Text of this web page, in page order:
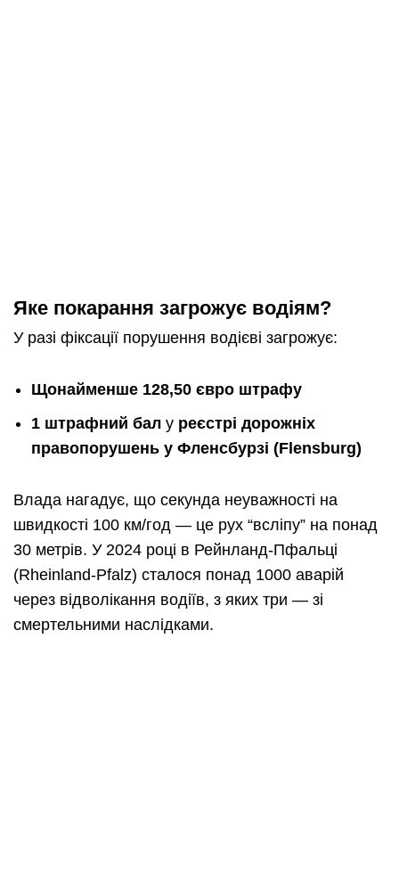
Яке покарання загрожує водіям?
У разі фіксації порушення водієві загрожує:
Щонайменше 128,50 євро штрафу
1 штрафний бал у реєстрі дорожніх
правопорушень у Фленсбурзі (Flensburg)
Влада нагадує, що секунда неуважності на
швидкості 100 км/год — це рух “всліпу” на понад
30 метрів. У 2024 році в Рейнланд-Пфальці
(Rheinland-Pfalz) сталося понад 1000 аварій
через відволікання водіїв, з яких три — зі
смертельними наслідками.